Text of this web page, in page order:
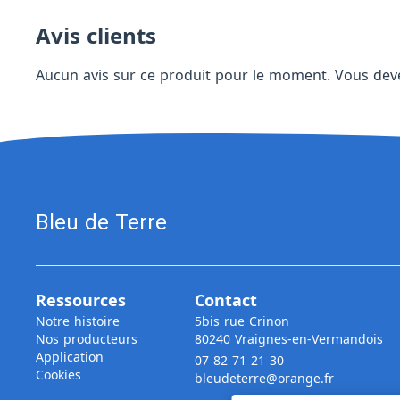
Avis clients
Aucun avis sur ce produit pour le moment. Vous
Bleu de Terre
Ressources
Notre histoire
Nos producteurs
Application
Cookies
Contact
5bis rue Crinon
80240 Vraignes-en-Vermandois
07 82 71 21 30
bleudeterre@orange.fr